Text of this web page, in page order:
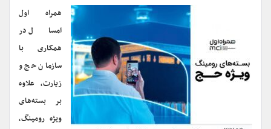
همراه اول
امسال در
همکاری با
سازمان حج و
زیارت، علاوه
بر بسته‌های
ویژه رومینگ،